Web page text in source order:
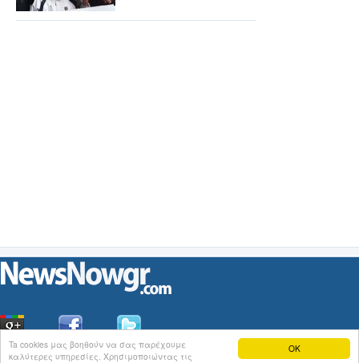
OK
Ta cookies μας βοηθούν να σας παρέχουμε
καλύτερες υπηρεσίες. Χρησιμοποιώντας τις